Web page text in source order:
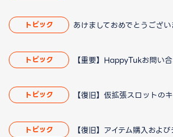
トピック あけましておめでとうござ
トピック
トピック
トピック